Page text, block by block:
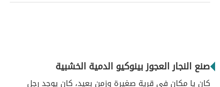
صنع النجار العجوز بينوكيو الدمية الخشبية
كان يا مكان في قرية صغيرة وزمنٍ بعيد، كان يوجد رجل